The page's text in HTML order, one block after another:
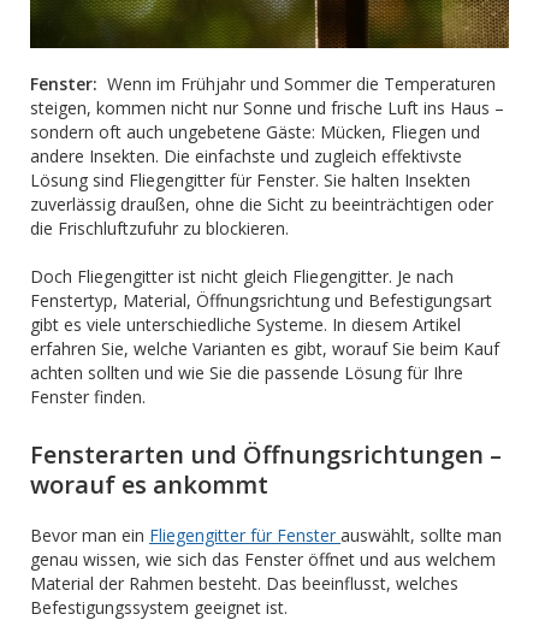
Fenster: Wenn im Frühjahr und Sommer die Temperaturen
steigen, kommen nicht nur Sonne und frische Luft ins Haus –
sondern oft auch ungebetene Gäste: Mücken, Fliegen und
andere Insekten. Die einfachste und zugleich effektivste
Lösung sind Fliegengitter für Fenster. Sie halten Insekten
zuverlässig draußen, ohne die Sicht zu beeinträchtigen oder
die Frischluftzufuhr zu blockieren.
Doch Fliegengitter ist nicht gleich Fliegengitter. Je nach
Fenstertyp, Material, Öffnungsrichtung und Befestigungsart
gibt es viele unterschiedliche Systeme. In diesem Artikel
erfahren Sie, welche Varianten es gibt, worauf Sie beim Kauf
achten sollten und wie Sie die passende Lösung für Ihre
Fenster finden.
Fensterarten und Öffnungsrichtungen –
worauf es ankommt
Bevor man ein Fliegengitter für Fenster auswählt, sollte man
genau wissen, wie sich das Fenster öffnet und aus welchem
Material der Rahmen besteht. Das beeinflusst, welches
Befestigungssystem geeignet ist.